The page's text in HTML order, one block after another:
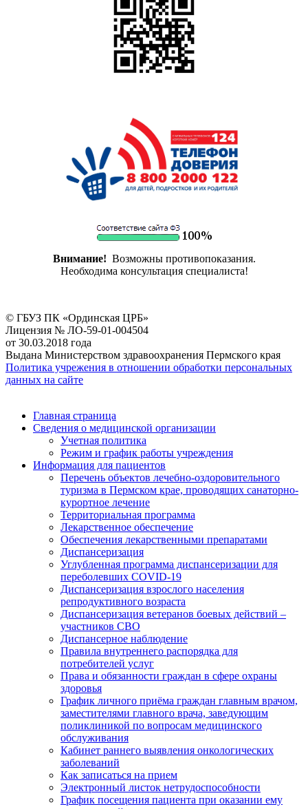
Внимание! Возможны противопоказания.
Необходима консультация специалиста!
© ГБУЗ ПК «Ординская ЦРБ»
Лицензия № ЛО-59-01-004504
от 30.03.2018 года
Выдана Министерством здравоохранения Пермского края
Политика учрежения в отношении обработки персональных
данных на сайте
Главная страница
Сведения о медицинской организации
Учетная политика
Режим и график работы учреждения
Информация для пациентов
Перечень объектов лечебно-оздоровительного
туризма в Пермском крае, проводящих санаторно-
курортное лечение
Территориальная программа
Лекарственное обеспечение
Обеспечения лекарственными препаратами
Диспансеризация
Углубленная программа диспансеризации для
переболевших COVID-19
Диспансеризация взрослого населения
репродуктивного возраста
Диспансеризация ветеранов боевых действий –
участников СВО
Диспансерное наблюдение
Правила внутреннего распорядка для
потребителей услуг
Права и обязанности граждан в сфере охраны
здоровья
График личного приёма граждан главным врачом,
заместителями главного врача, заведующим
поликлиникой по вопросам медицинского
обслуживания
Кабинет раннего выявления онкологических
заболеваний
Как записаться на прием
Электронный листок нетрудоспособности
График посещения пациента при оказании ему